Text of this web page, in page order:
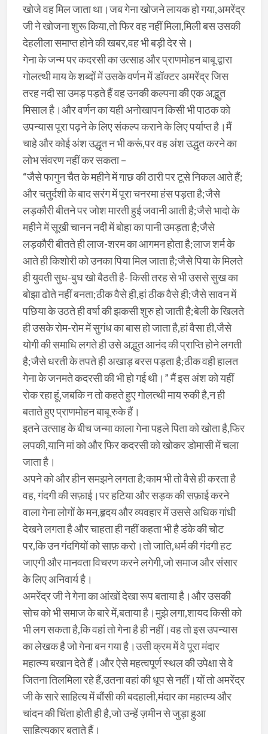
खोजे वह मिल जाता था।जब गेना खोजने लायक हो गया,अमरेंद्र
जी ने खोजना शुरू किया,तो फिर वह नहीं मिला,मिली बस उसकी
देहलीला समाप्त होने की खबर,वह भी बड़ी देर से।
गेना के जन्म पर कदरसी का उत्साह और प्राणमोहन बाबू द्वारा
गोलत्थी माय के शब्दों में उसके वर्णन में डॉक्टर अमरेंद्र जिस
तरह नदी सा उमड़ पड़ते हैं वह उनकी कल्पना की एक अद्भुत
मिसाल है।और वर्णन का यही अनोखापन किसी भी पाठक को
उपन्यास पूरा पढ़ने के लिए संकल्प कराने के लिए पर्याप्त है।मैं
चाहे और कोई अंश उद्धृत न भी करूं,पर वह अंश उद्धृत करने का
लोभ संवरण नहीं कर सकता –
“जैसे फागुन चैत के महीने में गाछ की ठारी पर टूसे निकल आते हैं;
और चतुर्दशी के बाद सरंग में पूरा चनरमा हंस पड़ता है;जैसे
लड़कौरी बीतने पर जोश मारती हुई जवानी आती है;जैसे भादो के
महीने में सूखी चानन नदी में बोहा का पानी उमड़ता है;जैसे
लड़कौरी बीतते ही लाज-शरम का आगमन होता है;लाज शर्म के
आते ही किशोरी को उनका पिया मिल जाता है;जैसे पिया के मिलते
ही युवती सुध-बुध खो बैठती है- किसी तरह से भी उससे सुख का
बोझा ढोते नहीं बनता;ठीक वैसे ही,हां ठीक वैसे ही;जैसे सावन में
पछिया के उठते ही वर्षा की झकसी शुरु हो जाती है;बेली के खिलते
ही उसके रोम-रोम में सुगंध का बास हो जाता है,हां वैसा ही,जैसे
योगी की समाधि लगते ही उसे अद्भुत आनंद की प्राप्ति होने लगती
है;जैसे धरती के तपते ही अखाड़ बरस पड़ता है;ठीक वही हालत
गेना के जनमते कदरसी की भी हो गई थी।” मैं इस अंश को यहीं
रोक रहा हूं,जबकि न तो कहते हुए गोलत्थी माय रुकी है,न ही
बताते हुए प्राणमोहन बाबू रुके हैं।
इतने उत्साह के बीच जन्मा काला गेना पहले पिता को खोता है,फिर
लपकी,यानि मां को और फिर कदरसी को खोकर डोमासी में चला
जाता है।
अपने को और हीन समझने लगता है;काम भी तो वैसे ही करता है
वह, गंदगी की सफ़ाई।पर हटिया और सड़क की सफ़ाई करने
वाला गेना लोगों के मन,हृदय और व्यवहार में उससे अधिक गांधी
देखने लगता है और चाहता ही नहीं कहता भी है डंके की चोट
पर,कि उन गंदगियों को साफ़ करो।तो जाति,धर्म की गंदगी हट
जाएगी और मानवता विचरण करने लगेगी,जो समाज और संसार
के लिए अनिवार्य है।
अमरेंद्र जी ने गेना का आंखों देखा रूप बताया है।और उसकी
सोच को भी समाज के बारे में,बताया है।मुझे लगा,शायद किसी को
भी लग सकता है,कि वहां तो गेना है ही नहीं।वह तो इस उपन्यास
का लेखक है जो गेना बन गया है।उसी क्रम में वे पूरा मंदार
महात्म्य बखान देते हैं।और ऐसे महत्वपूर्ण स्थल की उपेक्षा से वे
जितना तिलमिला रहे हैं,उतना वहां की धूप से नहीं।यों तो अमरेंद्र
जी के सारे साहित्य में बौंसी की बदहाली,मंदार का महात्म्य और
चांदन की चिंता होती ही है,जो उन्हें ज़मीन से जुड़ा हुआ
साहित्यकार बताते हैं।